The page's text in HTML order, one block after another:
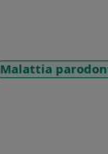
Malattia